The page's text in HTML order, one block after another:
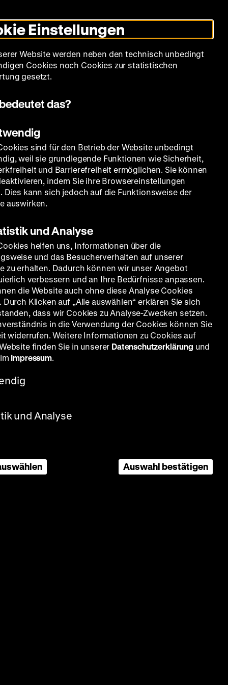
Modus
umschalten
Sprache
Filmreihen Über uns
Einstellungen
Website werden neben den technisch unbedingt
Cookies noch Cookies zur statistischen
gesetzt.
das?
sind für den Betrieb der Website unbedingt
weil sie grundlegende Funktionen wie Sicherheit,
und Barrierefreiheit ermöglichen. Sie können
indem Sie ihre Browsereinstellungen
Dies kann sich jedoch auf die Funktionsweise der
auswirken.
und Analyse
helfen uns, Informationen über die
und das Besucherverhalten auf unserer
zu erhalten. Dadurch können wir unser Angebot
verbessern und an Ihre Bedürfnisse anpassen.
die Website auch ohne diese Analyse Cookies
Durch Klicken auf „Alle auswählen“ erklären Sie sich
dass wir Cookies zu Analyse-Zwecken setzen.
in die Verwendung der Cookies können Sie
widerrufen. Weitere Informationen zu Cookies auf
finden Sie in unserer Datenschutzerklärung und
Impressum.
und Analyse
Auswahl bestätigen